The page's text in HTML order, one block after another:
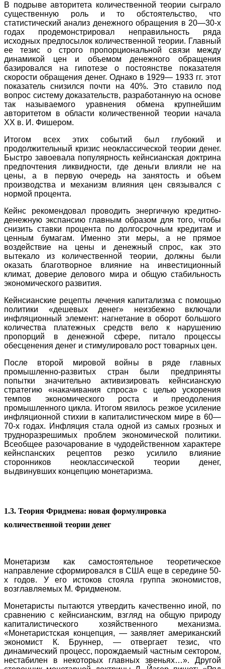
В подрыве авторитета количественной теории сыграло
существенную роль и то обстоятельство, что
статистический анализ денежного обращения в 20—30-х
годах продемонстрировал неправильность ряда
исходных предпосылок количественной теории. Главный
ее тезис о строго пропорциональной связи между
динамикой цен и объемом денежного обращения
базировался на гипотезе о постоянстве показателя
скорости обращения денег. Однако в 1929— 1933 гг. этот
показатель снизился почти на 40%. Это ставило под
вопрос систему доказательств, разработанную на основе
так называемого уравнения обмена крупнейшим
авторитетом в области количественной теории начала
XX в. И. Фишером.
Итогом всех этих событий был глубокий и
продолжительный кризис неоклассической теории денег.
Быстро завоевала популярность кейнсианская доктрина
предпочтения ликвидности, где деньги влияли не на
цены, а в первую очередь на занятость и объем
производства и механизм влияния цен связывался с
нормой процента.
Кейнс рекомендовал проводить энергичную кредитно-
денежную экспансию главным образом для того, чтобы
снизить ставки процента по долгосрочным кредитам и
ценным бумагам. Именно эти меры, а не прямое
воздействие на цены и денежный спрос, как это
вытекало из количественной теории, должны были
оказать благотворное влияние на инвестиционный
климат, доверие делового мира и общую стабильность
экономического развития.
Кейнсианские рецепты лечения капитализма с помощью
политики «дешевых денег» неизбежно включали
инфляционный элемент: нагнетание в оборот большого
количества платежных средств вело к нарушению
пропорций в денежной сфере, питало процессы
обесценения денег и стимулировало рост товарных цен.
После второй мировой войны в ряде главных
промышленно-развитых стран были предприняты
попытки значительно активизировать кейнсианскую
стратегию «накачивания спроса» с целью ускорения
темпов экономического роста и преодоления
промышленного цикла. Итогом явилось резкое усиление
инфляционной стихии в капиталистическом мире в 60—
70-х годах. Инфляция стала одной из самых грозных и
трудноразрешимых проблем экономической политики.
Всеобщее разочарование в чудодейственном характере
кейнспанских рецептов резко усилило влияние
сторонников неоклассической теории денег,
выдвинувших концепцию монетаризма.
1.3. Теория Фридмена: новая формулировка
количественной теории денег
Монетаризм как самостоятельное теоретическое
направление сформировался в США еще в середине 50-
х годов. У его истоков стояла группа экономистов,
возглавляемых М. Фридменом.
Монетаристы пытаются утвердить качественно иной, по
сравнению с кейнсианским, взгляд на общую природу
капиталистического хозяйственного механизма.
«Монетаристская концепция, — заявляет американский
экономист К. Бруннер, — отвергает тезис, что
динамический процесс, порождаемый частным сектором,
нестабилен в некоторых главных звеньях…». Другой